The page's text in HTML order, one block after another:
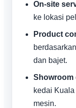
On-site
ke lokasi
Product
dan bajet.
Showroom
kedai
mesin.